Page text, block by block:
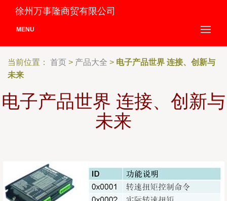
徐州万事隆商贸有限公司
MENU
当前位置： 首页 > 产品大全 > 电子产品世界 连接、创新与
未来
电子产品世界 连接、创新与
未来